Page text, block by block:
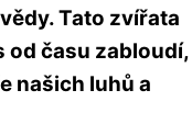
Tato zvířata
od času zabloudí,
našich luhů a